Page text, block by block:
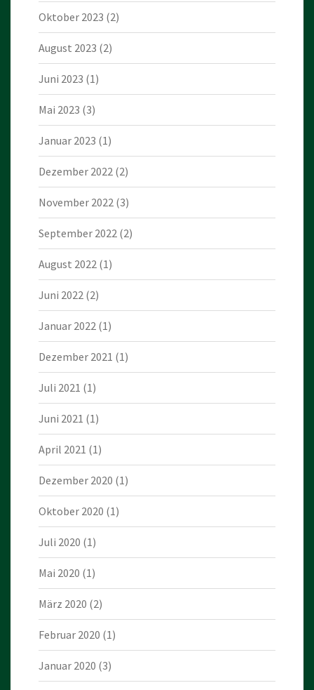
Oktober 2023 (2)
August 2023 (2)
Juni 2023 (1)
Mai 2023 (3)
Januar 2023 (1)
Dezember 2022 (2)
November 2022 (3)
September 2022 (2)
August 2022 (1)
Juni 2022 (2)
Januar 2022 (1)
Dezember 2021 (1)
Juli 2021 (1)
Juni 2021 (1)
April 2021 (1)
Dezember 2020 (1)
Oktober 2020 (1)
Juli 2020 (1)
Mai 2020 (1)
März 2020 (2)
Februar 2020 (1)
Januar 2020 (3)